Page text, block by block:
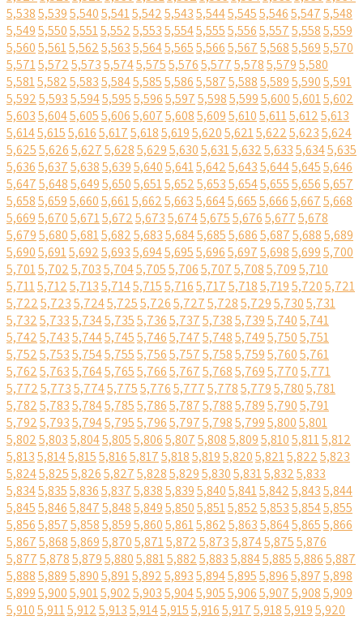
5,5385,5395,5405,5415,5425,5435,5445,5455,5465,5475,548
5,5495,5505,5515,5525,5535,5545,5555,5565,5575,5585,559
5,5605,5615,5625,5635,5645,5655,5665,5675,5685,5695,570
5,5715,5725,5735,5745,5755,5765,5775,5785,5795,580
5,5815,5825,5835,5845,5855,5865,5875,5885,5895,5905,591
5,5925,5935,5945,5955,5965,5975,5985,5995,6005,6015,602
5,6035,6045,6055,6065,6075,6085,6095,6105,6115,6125,613
5,6145,6155,6165,6175,6185,6195,6205,6215,6225,6235,624
5,6255,6265,6275,6285,6295,6305,6315,6325,6335,6345,635
5,6365,6375,6385,6395,6405,6415,6425,6435,6445,6455,646
5,6475,6485,6495,6505,6515,6525,6535,6545,6555,6565,657
5,6585,6595,6605,6615,6625,6635,6645,6655,6665,6675,668
5,6695,6705,6715,6725,6735,6745,6755,6765,6775,678
5,6795,6805,6815,6825,6835,6845,6855,6865,6875,6885,689
5,6905,6915,6925,6935,6945,6955,6965,6975,6985,6995,700
5,7015,7025,7035,7045,7055,7065,7075,7085,7095,710
5,7115,7125,7135,7145,7155,7165,7175,7185,7195,7205,721
5,7225,7235,7245,7255,7265,7275,7285,7295,7305,731
5,7325,7335,7345,7355,7365,7375,7385,7395,7405,741
5,7425,7435,7445,7455,7465,7475,7485,7495,7505,751
5,7525,7535,7545,7555,7565,7575,7585,7595,7605,761
5,7625,7635,7645,7655,7665,7675,7685,7695,7705,771
5,7725,7735,7745,7755,7765,7775,7785,7795,7805,781
5,7825,7835,7845,7855,7865,7875,7885,7895,7905,791
5,7925,7935,7945,7955,7965,7975,7985,7995,8005,801
5,8025,8035,8045,8055,8065,8075,8085,8095,8105,8115,812
5,8135,8145,8155,8165,8175,8185,8195,8205,8215,8225,823
5,8245,8255,8265,8275,8285,8295,8305,8315,8325,833
5,8345,8355,8365,8375,8385,8395,8405,8415,8425,8435,844
5,8455,8465,8475,8485,8495,8505,8515,8525,8535,8545,855
5,8565,8575,8585,8595,8605,8615,8625,8635,8645,8655,866
5,8675,8685,8695,8705,8715,8725,8735,8745,8755,876
5,8775,8785,8795,8805,8815,8825,8835,8845,8855,8865,887
5,8885,8895,8905,8915,8925,8935,8945,8955,8965,8975,898
5,8995,9005,9015,9025,9035,9045,9055,9065,9075,9085,909
5,9105,9115,9125,9135,9145,9155,9165,9175,9185,9195,920